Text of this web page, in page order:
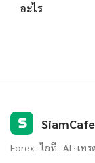
อะไร
S
Forex · ไอที · AI ·